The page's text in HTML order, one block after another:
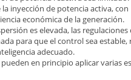
inyección de potencia activa, con
económica de la generación.
es elevada, las regulaciones
para que el control sea
adecuado.
en principio aplicar varias